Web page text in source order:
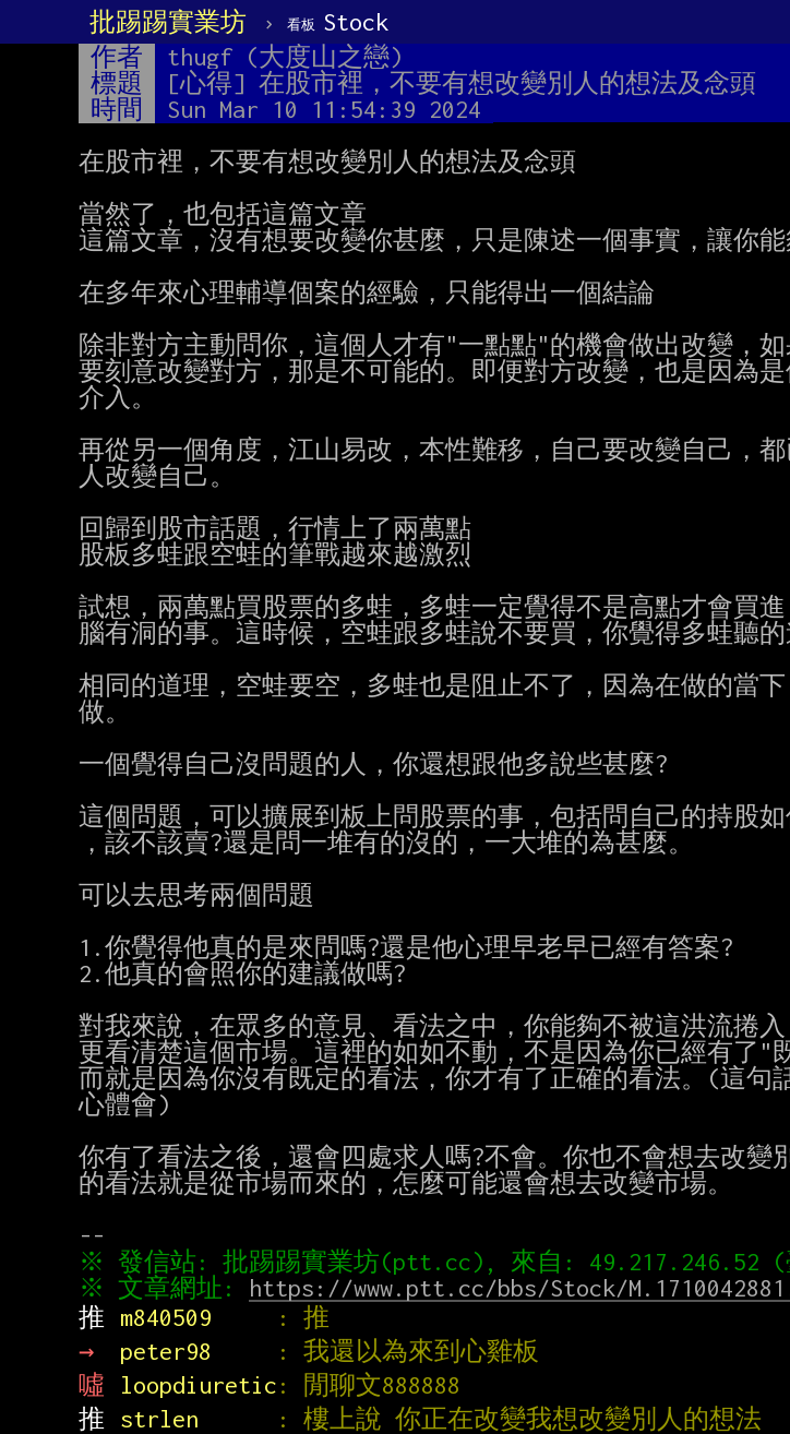
批踢踢實業坊 › 看板 Stock
作者 thugf (大度山之戀)
標題
[心得] 在股市裡，不要有想改變別人的想法及念頭
時間
Sun Mar 10 11:54:39 2024
在股市裡，不要有想改變別人的想法及念頭
當然了，也包括這篇文章
這篇文章，沒有想要改變你甚麼，只是陳述一個事實，讓你能
在多年來心理輔導個案的經驗，只能得出一個結論
除非對方主動問你，這個人才有"一點點"的機會做出改變，
要刻意改變對方，那是不可能的。即便對方改變，也是因為
介入。
再從另一個角度，江山易改，本性難移，自己要改變自己，
人改變自己。
回歸到股市話題，行情上了兩萬點
股板多蛙跟空蛙的筆戰越來越激烈
試想，兩萬點買股票的多蛙，多蛙一定覺得不是高點才會買
腦有洞的事。這時候，空蛙跟多蛙說不要買，你覺得多蛙聽
相同的道理，空蛙要空，多蛙也是阻止不了，因為在做的當
做。
一個覺得自己沒問題的人，你還想跟他多說些甚麼?
這個問題，可以擴展到板上問股票的事，包括問自己的持股
，該不該賣?還是問一堆有的沒的，一大堆的為甚麼。
可以去思考兩個問題
1.你覺得他真的是來問嗎?還是他心理早老早已經有答案?
2.他真的會照你的建議做嗎?
對我來說，在眾多的意見、看法之中，你能夠不被這洪流捲
更看清楚這個市場。這裡的如如不動，不是因為你已經有了"
而就是因為你沒有既定的看法，你才有了正確的看法。(這句
心體會)
你有了看法之後，還會四處求人嗎?不會。你也不會想去改
的看法就是從市場而來的，怎麼可能還會想去改變市場。
※ 文章網址: https://www.ptt.cc/bbs/Stock/
推
m840509 : 推
→
peter98 : 我還以為來到心雞板
噓
loopdiuretic: 閒聊文888888
推
strlen : 樓上說 你正在改變我想改變別人的想法